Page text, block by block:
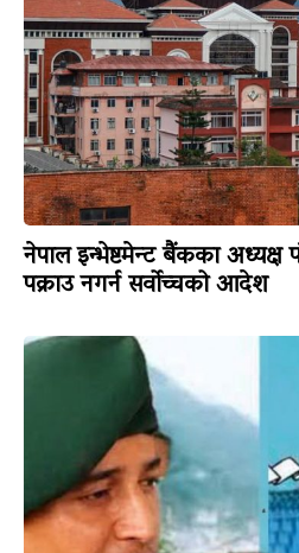
नेपाल इन्भेष्टमेन्ट बैंकका अध्यक्ष
पक्राउ नगर्न सर्वोच्चको आदेश